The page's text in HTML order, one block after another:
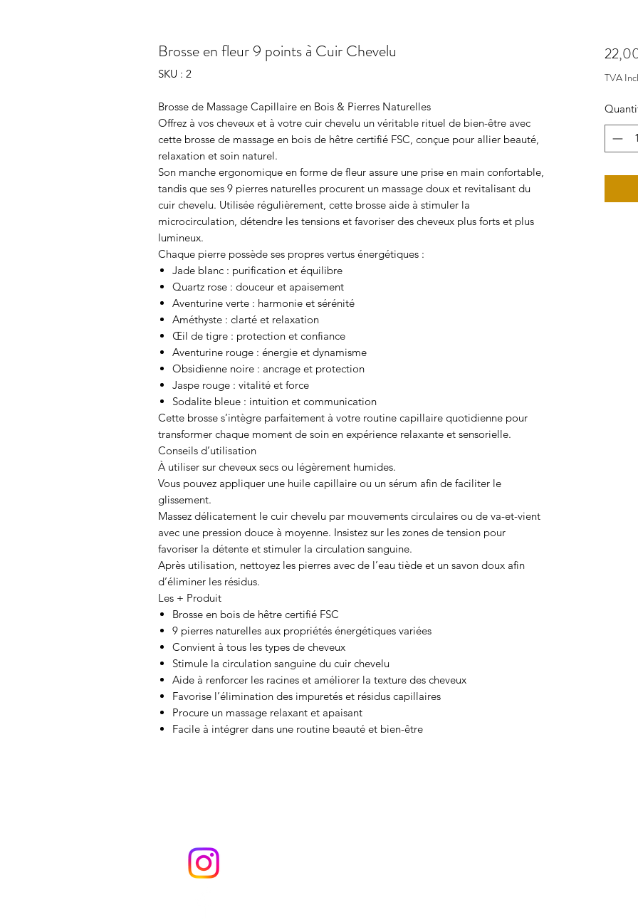
Brosse en fleur 9 points à Cuir Chevelu
SKU : 2
Brosse de Massage Capillaire en Bois & Pierres Naturelles
Offrez à vos cheveux et à votre cuir chevelu un véritable rituel de bien-être avec
cette brosse de massage en bois de hêtre certifié FSC, conçue pour allier beauté,
relaxation et soin naturel.
Son manche ergonomique en forme de fleur assure une prise en main confortable,
tandis que ses 9 pierres naturelles procurent un massage doux et revitalisant du
cuir chevelu. Utilisée régulièrement, cette brosse aide à stimuler la
microcirculation, détendre les tensions et favoriser des cheveux plus forts et plus
lumineux.
Chaque pierre possède ses propres vertus énergétiques :
Jade blanc : purification et équilibre
Quartz rose : douceur et apaisement
Aventurine verte : harmonie et sérénité
Améthyste : clarté et relaxation
Œil de tigre : protection et confiance
Aventurine rouge : énergie et dynamisme
Obsidienne noire : ancrage et protection
Jaspe rouge : vitalité et force
Sodalite bleue : intuition et communication
Cette brosse s’intègre parfaitement à votre routine capillaire quotidienne pour
transformer chaque moment de soin en expérience relaxante et sensorielle.
Conseils d’utilisation
À utiliser sur cheveux secs ou légèrement humides.
Vous pouvez appliquer une huile capillaire ou un sérum afin de faciliter le
glissement.
Massez délicatement le cuir chevelu par mouvements circulaires ou de va-et-vient
avec une pression douce à moyenne. Insistez sur les zones de tension pour
favoriser la détente et stimuler la circulation sanguine.
Après utilisation, nettoyez les pierres avec de l’eau tiède et un savon doux afin
d’éliminer les résidus.
Les + Produit
Brosse en bois de hêtre certifié FSC
9 pierres naturelles aux propriétés énergétiques variées
Convient à tous les types de cheveux
Stimule la circulation sanguine du cuir chevelu
Aide à renforcer les racines et améliorer la texture des cheveux
Favorise l’élimination des impuretés et résidus capillaires
Procure un massage relaxant et apaisant
Facile à intégrer dans une routine beauté et bien-être
TVA